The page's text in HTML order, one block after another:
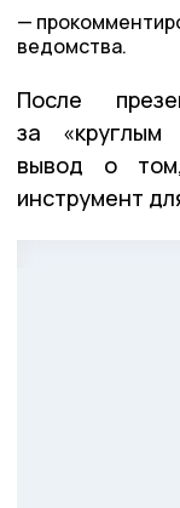
ведомства.
После
за «круглым
вывод о
инструмент